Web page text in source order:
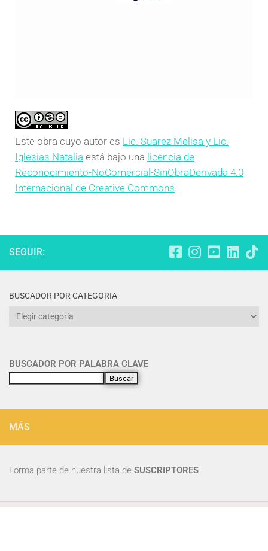
Este obra cuyo autor es Lic. Suarez Melisa y Lic.
Iglesias Natalia está bajo una licencia de
Reconocimiento-NoComercial-SinObraDerivada 4.0
Internacional de Creative Commons.
SEGUIR:
BUSCADOR POR CATEGORIA
BUSCADOR POR PALABRA CLAVE
Buscar
MÁS
Forma parte de nuestra lista de SUSCRIPTORES